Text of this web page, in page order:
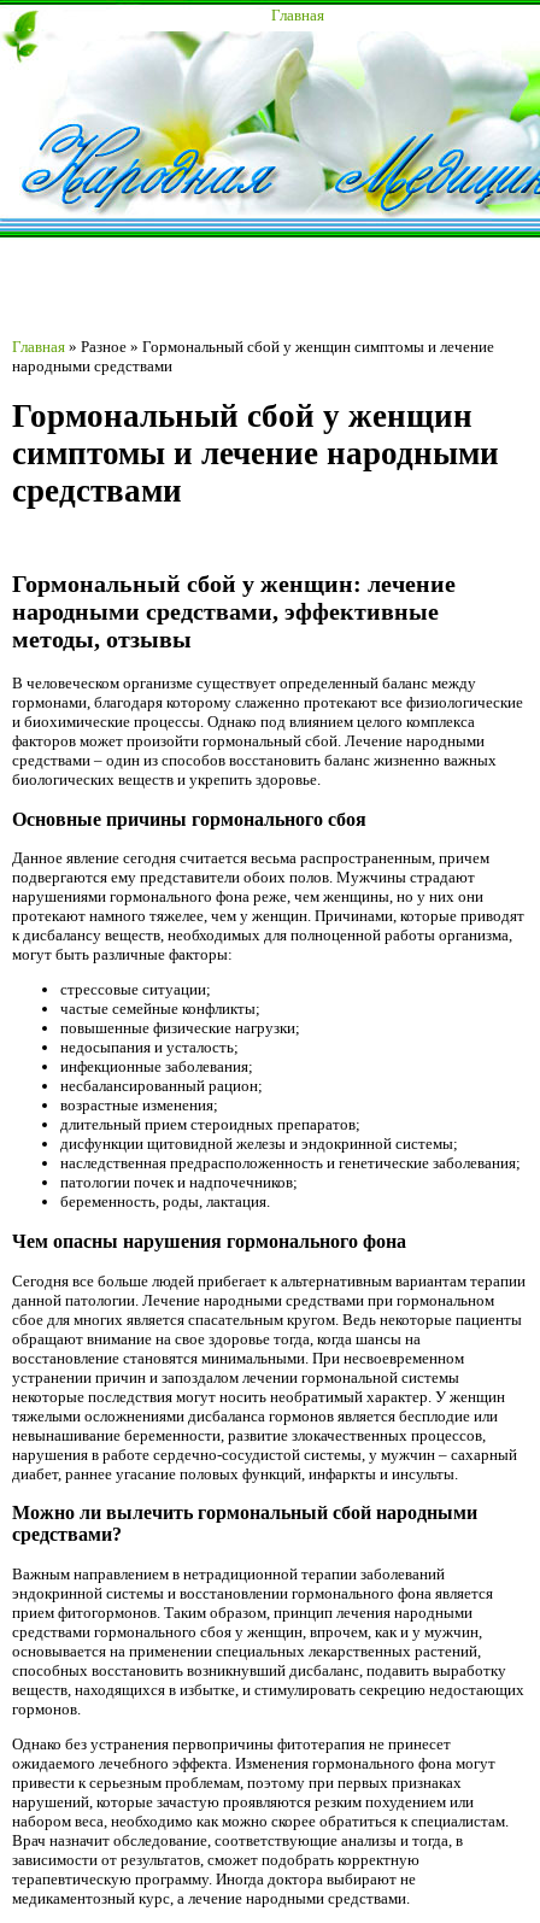
Главная
Главная » Разное » Гормональный сбой у женщин симптомы и лечение
народными средствами
Гормональный сбой у женщин
симптомы и лечение народными
средствами
Гормональный сбой у женщин: лечение
народными средствами, эффективные
методы, отзывы
В человеческом организме существует определенный баланс между
гормонами, благодаря которому слаженно протекают все физиологические
и биохимические процессы. Однако под влиянием целого комплекса
факторов может произойти гормональный сбой. Лечение народными
средствами – один из способов восстановить баланс жизненно важных
биологических веществ и укрепить здоровье.
Основные причины гормонального сбоя
Данное явление сегодня считается весьма распространенным, причем
подвергаются ему представители обоих полов. Мужчины страдают
нарушениями гормонального фона реже, чем женщины, но у них они
протекают намного тяжелее, чем у женщин. Причинами, которые приводят
к дисбалансу веществ, необходимых для полноценной работы организма,
могут быть различные факторы:
стрессовые ситуации;
частые семейные конфликты;
повышенные физические нагрузки;
недосыпания и усталость;
инфекционные заболевания;
несбалансированный рацион;
возрастные изменения;
длительный прием стероидных препаратов;
дисфункции щитовидной железы и эндокринной системы;
наследственная предрасположенность и генетические заболевания;
патологии почек и надпочечников;
беременность, роды, лактация.
Чем опасны нарушения гормонального фона
Сегодня все больше людей прибегает к альтернативным вариантам терапии
данной патологии. Лечение народными средствами при гормональном
сбое для многих является спасательным кругом. Ведь некоторые пациенты
обращают внимание на свое здоровье тогда, когда шансы на
восстановление становятся минимальными. При несвоевременном
устранении причин и запоздалом лечении гормональной системы
некоторые последствия могут носить необратимый характер. У женщин
тяжелыми осложнениями дисбаланса гормонов является бесплодие или
невынашивание беременности, развитие злокачественных процессов,
нарушения в работе сердечно-сосудистой системы, у мужчин – сахарный
диабет, раннее угасание половых функций, инфаркты и инсульты.
Можно ли вылечить гормональный сбой народными
средствами?
Важным направлением в нетрадиционной терапии заболеваний
эндокринной системы и восстановлении гормонального фона является
прием фитогормонов. Таким образом, принцип лечения народными
средствами гормонального сбоя у женщин, впрочем, как и у мужчин,
основывается на применении специальных лекарственных растений,
способных восстановить возникнувший дисбаланс, подавить выработку
веществ, находящихся в избытке, и стимулировать секрецию недостающих
гормонов.
Однако без устранения первопричины фитотерапия не принесет
ожидаемого лечебного эффекта. Изменения гормонального фона могут
привести к серьезным проблемам, поэтому при первых признаках
нарушений, которые зачастую проявляются резким похудением или
набором веса, необходимо как можно скорее обратиться к специалистам.
Врач назначит обследование, соответствующие анализы и тогда, в
зависимости от результатов, сможет подобрать корректную
терапевтическую программу. Иногда доктора выбирают не
медикаментозный курс, а лечение народными средствами.